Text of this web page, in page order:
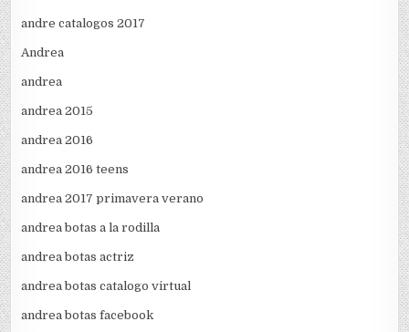
andre catalogos 2017
Andrea
andrea
andrea 2015
andrea 2016
andrea 2016 teens
andrea 2017 primavera verano
andrea botas a la rodilla
andrea botas actriz
andrea botas catalogo virtual
andrea botas facebook